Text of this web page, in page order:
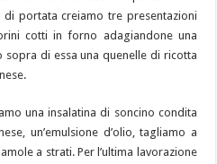
portata creiamo tre presentazioni
cotti in forno adagiandone una
sopra di essa una quenelle di ricotta
una insalatina di soncino condita
un’emulsione d’olio, tagliamo a
a strati. Per l’ultima lavorazione